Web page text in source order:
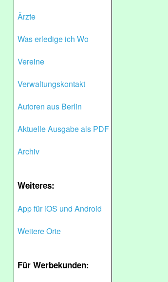
Ärzte
Was erledige ich Wo
Vereine
Verwaltungskontakt
Autoren aus Berlin
Aktuelle Ausgabe als PDF
Archiv
Weiteres:
App für iOS und Android
Weitere Orte
Für Werbekunden: